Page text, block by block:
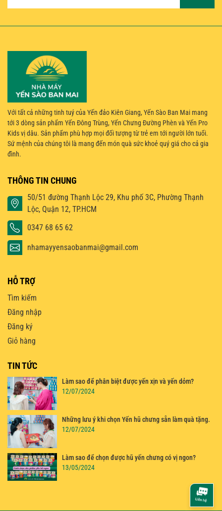
Với tất cả những tinh tuý của Yến đảo Kiên Giang, Yến Sào Ban Mai mang
tới 3 dòng sản phẩm Yến Đông Trùng, Yến Chưng Đường Phèn và Yến Pro
Kids vị dâu. Sản phẩm phù hợp mọi đối tượng từ trẻ em tới người lớn tuổi.
Sứ mệnh của chúng tôi là mang đến món quà sức khoẻ quý giá cho cả gia
đình.
THÔNG TIN CHUNG
50/51 đường Thạnh Lộc 29, Khu phố 3C, Phường Thạnh
Lộc, Quận 12, TP.HCM
0347 68 65 62
nhamayyensaobanmai@gmail.com
HỖ TRỢ
Tìm kiếm
Đăng nhập
Đăng ký
Giỏ hàng
TIN TỨC
Làm sao để phân biệt được yến xịn và yến dỏm?
12/07/2024
Những lưu ý khi chọn Yến hũ chưng sẵn làm quà tặng.
12/07/2024
Làm sao để chọn được hũ yến chưng có vị ngon?
13/05/2024